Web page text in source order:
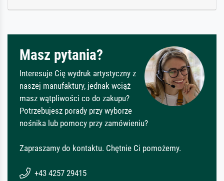
Masz pytania?
Interesuje Cię wydruk artystyczny z
naszej manufaktury, jednak wciąż
masz wątpliwości co do zakupu?
Potrzebujesz porady przy wyborze
nośnika lub pomocy przy zamówieniu?
Zapraszamy do kontaktu. Chętnie Ci pomożemy.
+43 4257 29415